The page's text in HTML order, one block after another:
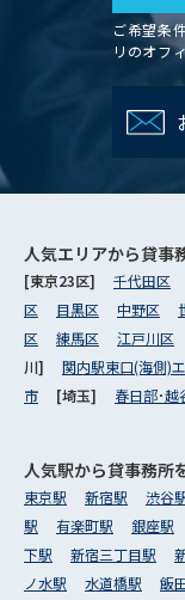
ご希望条
リのオフ
人気エリアから貸事
[東京23区] 千代田区
区
目黒区 中野区
区
練馬区 江戸川区
川] 関内駅東口(海側)
市
[埼玉] 春日部･越
人気駅から貸事務所
東京駅 新宿駅 渋谷
駅
有楽町駅 銀座駅
下駅
新宿三丁目駅
ノ水駅
水道橋駅 飯